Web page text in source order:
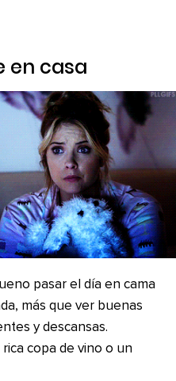
en casa
pasar el día en cama
más que ver buenas
y descansas.
copa de vino o un